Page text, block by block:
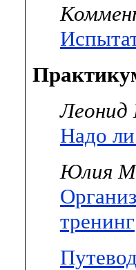
Леонид
Надо
Юлия
тренинг